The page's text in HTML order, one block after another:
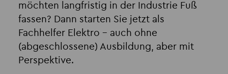
möchten langfristig in der Industrie Fuß
fassen? Dann starten Sie jetzt als
Fachhelfer Elektro – auch ohne
(abgeschlossene) Ausbildung, aber mit
Perspektive.